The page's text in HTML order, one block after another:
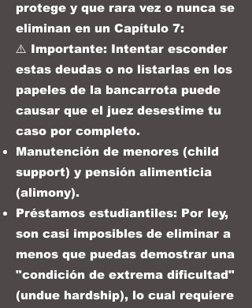
protege y que rara vez o nunca se
eliminan en un Capítulo 7:
⚠️ Importante: Intentar esconder
estas deudas o no listarlas en los
papeles de la bancarrota puede
causar que el juez desestime tu
caso por completo.
Manutención de menores (child
support) y pensión alimenticia
(alimony).
Préstamos estudiantiles: Por ley,
son casi imposibles de eliminar a
menos que puedas demostrar una
"condición de extrema dificultad"
(undue hardship), lo cual requiere